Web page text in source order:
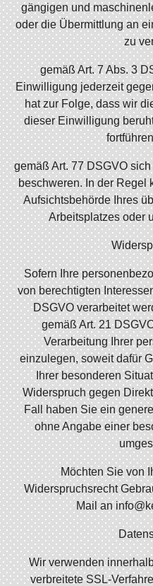
gängigen und
oder die Übermittlung an
zu
gemäß Art. 7 Abs. 3
Einwilligung jederzeit
hat zur Folge, dass wir
dieser Einwilligung
gemäß Art. 77 DSGVO
beschweren. In der Regel
Aufsichtsbehörde Ihres
Arbeitsplatzes oder
Sofern Ihre
von berechtigten
DSGVO verarbeitet
gemäß Art. 21
Verarbeitung Ihrer
einzulegen, soweit dafür
Ihrer besonderen
Widerspruch gegen
Fall haben Sie ein
ohne Angabe einer
Möchten Sie von
Widerspruchsrecht
Mail an
Wir verwenden
verbreitete SSL-